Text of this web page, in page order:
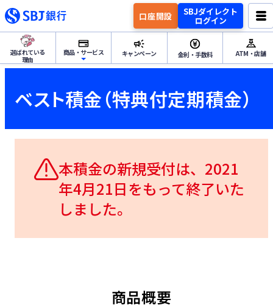
口座開設 SBJダイレクト
ログイン
選ばれている
理由
商品・サービス
ためる・ふやす
ためる・ふやすトップ
資産運用
キャンペーン 金利・手数料 ATM・店舗
ベスト積金（特典付定期積金）
本積金の新規受付は、2021
年4月21日をもって終了いた
しました。
商品概要